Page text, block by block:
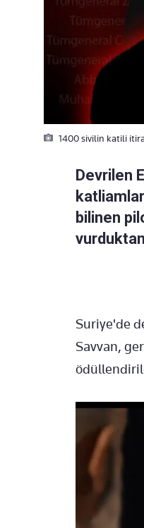
1400 sivilin katili
Devrilen
bilinen
Suriye'de
Savvan,